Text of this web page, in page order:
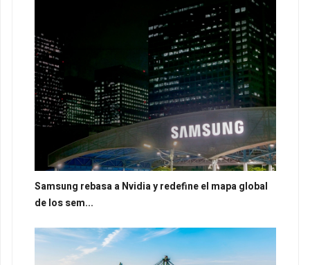
Samsung rebasa a Nvidia y redefine el mapa global
de los sem...